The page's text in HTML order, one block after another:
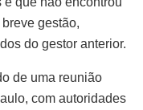
gestão,
do gestor anterior.
de uma reunião
com autoridades